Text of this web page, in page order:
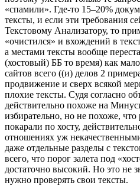
«спамили». Где-то 15–20%
тексты, и если эти требования
Текстовому Анализатору, то
«очистился» и вхождений в
а местами тексты вообще
(хостовый) ББ то время) как
сайтов всего ((и) делов 2
продвижение и сверх всякой
плохие тексты. Судя согласно
действительно похоже на
избирательно, но не похоже,
покарали по хосту,
отношениях уж
даже отдельные разделы с
всего, что порог залета под
достаточно высокий. Но это не
нужно проверять свои тексты.